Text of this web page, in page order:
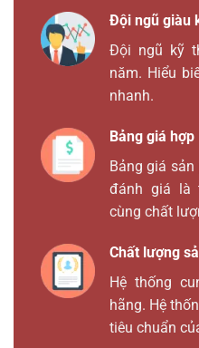
Đội ngũ giàu
Đội ngũ kỹ
năm. Hiểu
nhanh.
Bảng giá
Bảng giá
đánh giá là
cùng chất
Chất lượng
Hệ thống
hãng. Hệ
tiêu chuẩn